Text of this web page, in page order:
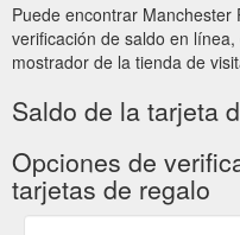
Puede encontrar Manchester
verificación de saldo en
mostrador de la tienda de
Saldo de la tarjeta
Opciones de
tarjetas de regalo